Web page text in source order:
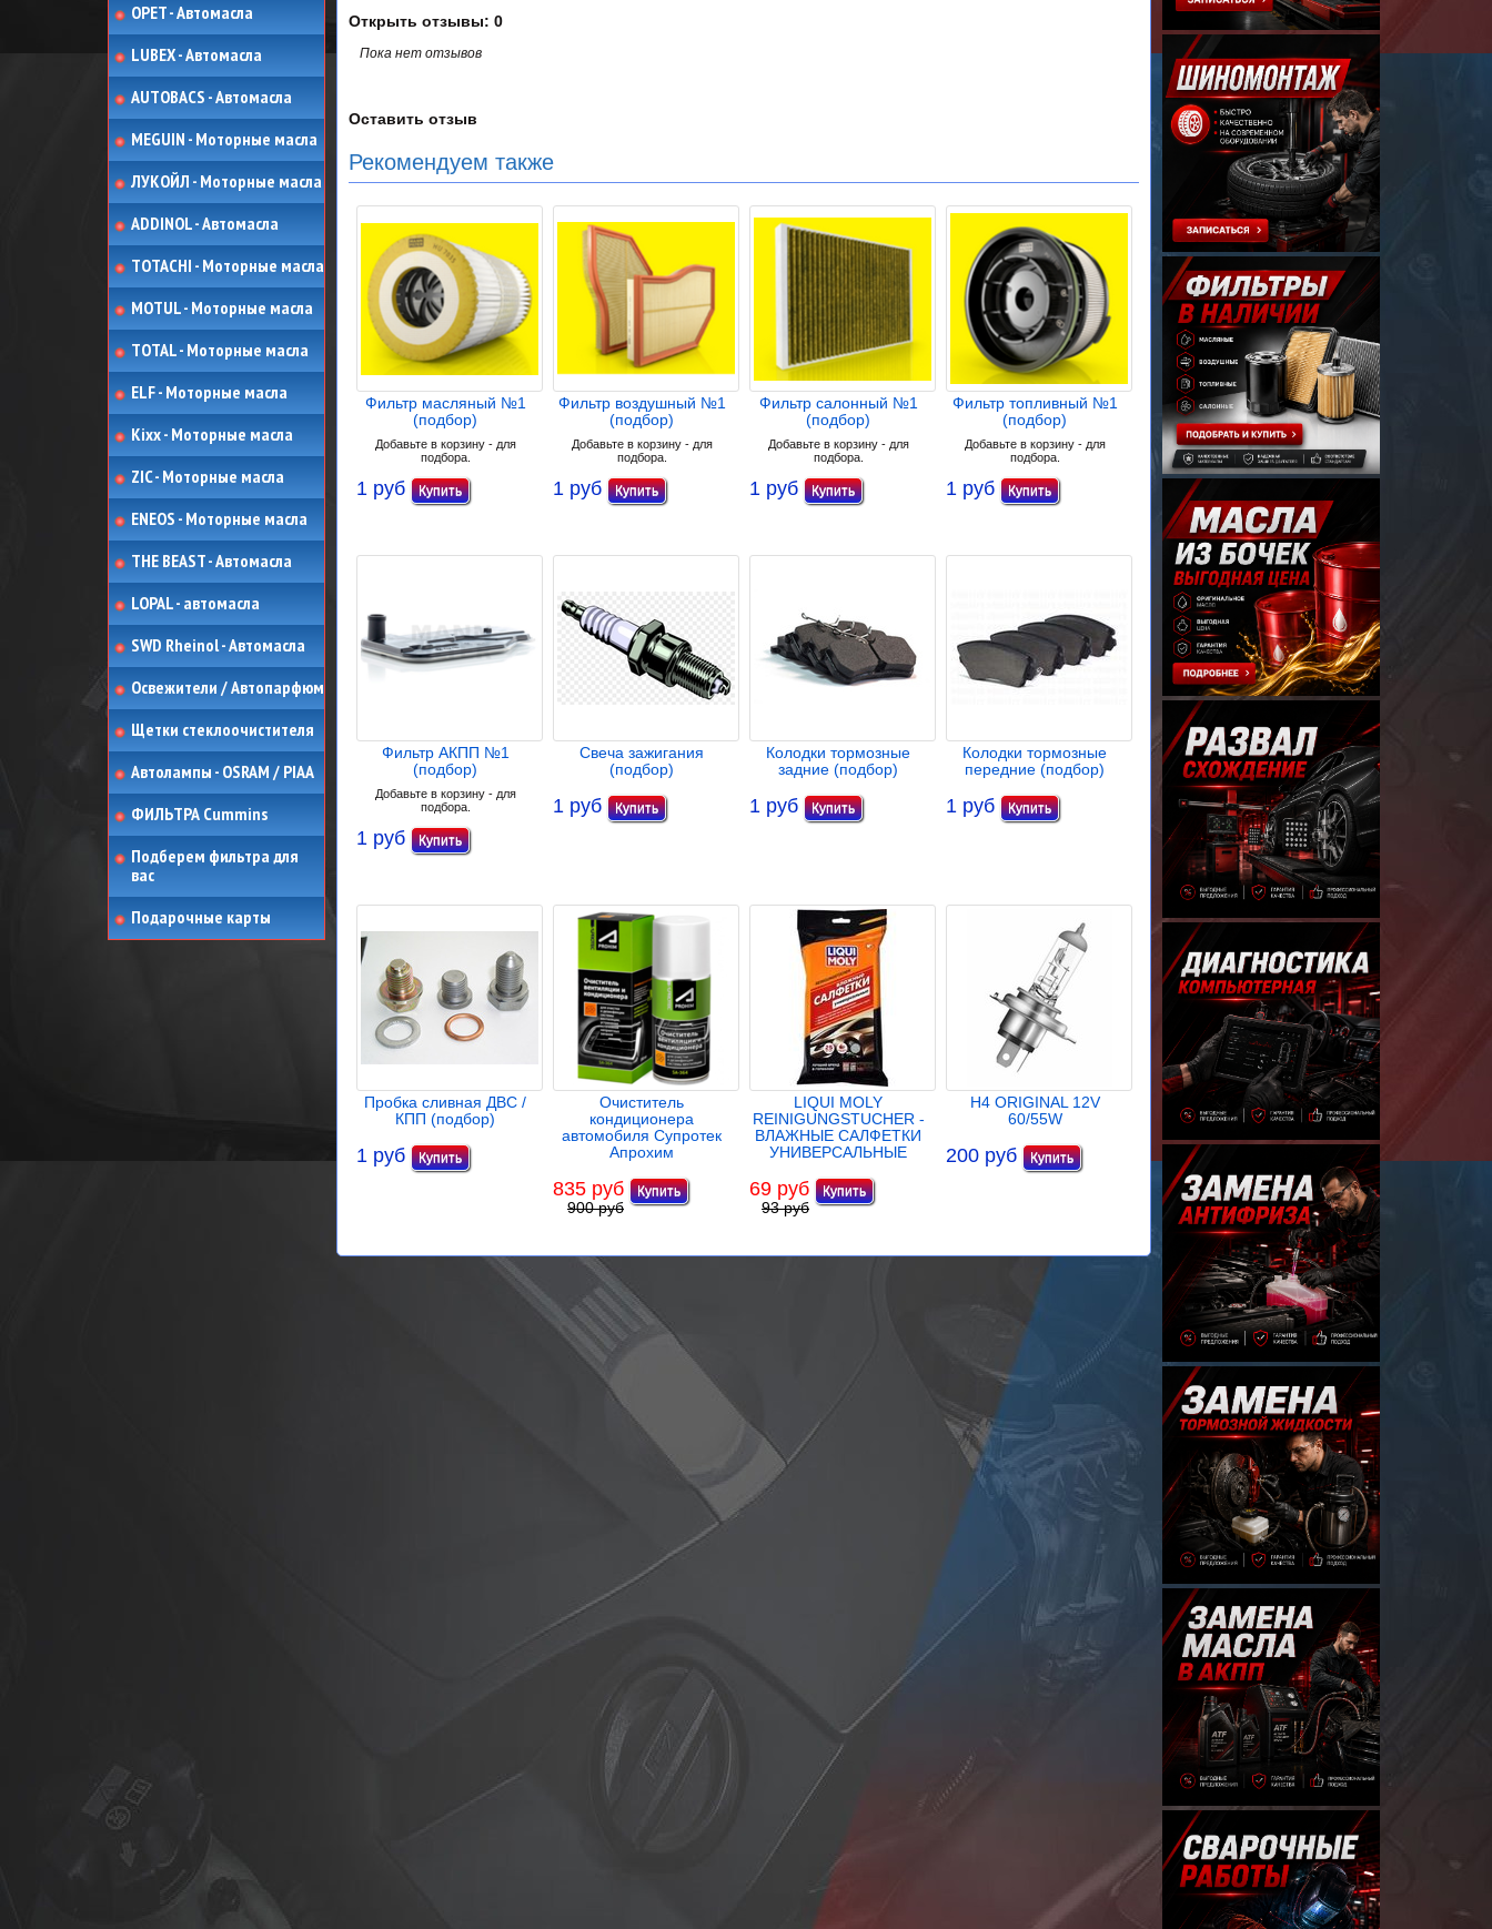
OPET - Автомасла
LUBEX - Автомасла
AUTOBACS - Автомасла
MEGUIN - Моторные масла
ЛУКОЙЛ - Моторные масла
ADDINOL - Автомасла
TOTACHI - Моторные масла
MOTUL - Моторные масла
TOTAL - Моторные масла
ELF - Моторные масла
Kixx - Моторные масла
ZIC - Моторные масла
ENEOS - Моторные масла
THE BEAST - Автомасла
LOPAL - автомасла
SWD Rheinol - Автомасла
Освежители / Автопарфюм
Щетки стеклоочистителя
Автолампы - OSRAM / PIAA
ФИЛЬТРА Cummins
Подберем фильтра для
вас
Подарочные карты
Открыть отзывы: 0
Пока нет отзывов
Оставить отзыв
Рекомендуем также
Фильтр масляный №1
(подбор)
Добавьте в корзину - для
подбора.
1 руб
Фильтр воздушный №1
(подбор)
Добавьте в корзину - для
подбора.
1 руб
Фильтр салонный №1
(подбор)
Добавьте в корзину - для
подбора.
1 руб
Фильтр топливный №1
(подбор)
Добавьте в корзину - для
подбора.
1 руб
Фильтр АКПП №1
(подбор)
Добавьте в корзину - для
подбора.
1 руб
Свеча зажигания
(подбор)
1 руб
Колодки тормозные
задние (подбор)
1 руб
Колодки тормозные
передние (подбор)
1 руб
Пробка сливная ДВС /
КПП (подбор)
1 руб
Очиститель
кондиционера
автомобиля Супротек
Апрохим
835 руб
900 руб
LIQUI MOLY
REINIGUNGSTUCHER -
ВЛАЖНЫЕ САЛФЕТКИ
УНИВЕРСАЛЬНЫЕ
69 руб
93 руб
H4 ORIGINAL 12V
60/55W
200 руб